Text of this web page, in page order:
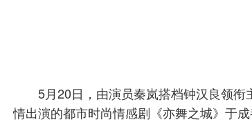
5月20日，由演员秦岚搭档钟汉良领
情出演的都市时尚情感剧《亦舞之城》于